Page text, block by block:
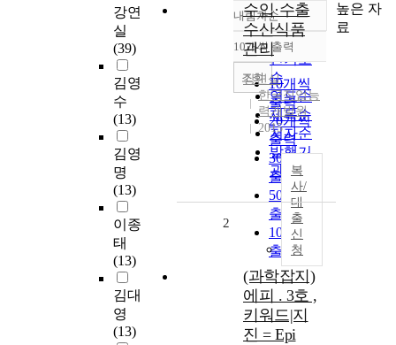
강연
실
(39)
김영
수
(13)
김영
명
(13)
이종
태
(13)
김대
영
(13)
정확도
순
인기도
순
연도순
제목순
저자순
발행기
관순
내림차순
내림차순
10개씩 출력
10개씩
출력
20개씩
출력
30개씩
출력
50개씩
출력
100개씩
출력
조회
수입·수출
수산식품
관리
강연실
한국직업능
력개발원
2015
복
사/
대
출
신
청
2
(과학잡지)
에피 . 3호 ,
키워드|지
진 = Epi
높은 자
료